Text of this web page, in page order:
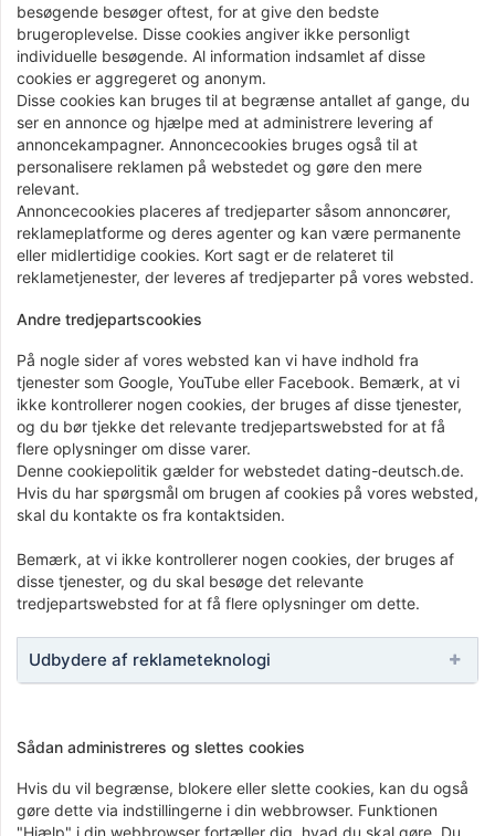
besøgende besøger oftest, for at give den bedste
brugeroplevelse. Disse cookies angiver ikke personligt
individuelle besøgende. Al information indsamlet af disse
cookies er aggregeret og anonym.
Disse cookies kan bruges til at begrænse antallet af gange, du
ser en annonce og hjælpe med at administrere levering af
annoncekampagner. Annoncecookies bruges også til at
personalisere reklamen på webstedet og gøre den mere
relevant.
Annoncecookies placeres af tredjeparter såsom annoncører,
reklameplatforme og deres agenter og kan være permanente
eller midlertidige cookies. Kort sagt er de relateret til
reklametjenester, der leveres af tredjeparter på vores websted.
Andre tredjepartscookies
På nogle sider af vores websted kan vi have indhold fra
tjenester som Google, YouTube eller Facebook. Bemærk, at vi
ikke kontrollerer nogen cookies, der bruges af disse tjenester,
og du bør tjekke det relevante tredjepartswebsted for at få
flere oplysninger om disse varer.
Denne cookiepolitik gælder for webstedet dating-deutsch.de.
Hvis du har spørgsmål om brugen af ​​cookies på vores websted,
skal du kontakte os fra kontaktsiden.
Bemærk, at vi ikke kontrollerer nogen cookies, der bruges af
disse tjenester, og du skal besøge det relevante
tredjepartswebsted for at få flere oplysninger om dette.
Udbydere af reklameteknologi
Sådan administreres og slettes cookies
Hvis du vil begrænse, blokere eller slette cookies, kan du også
gøre dette via indstillingerne i din webbrowser. Funktionen
"Hjælp" i din webbrowser fortæller dig, hvad du skal gøre. Du